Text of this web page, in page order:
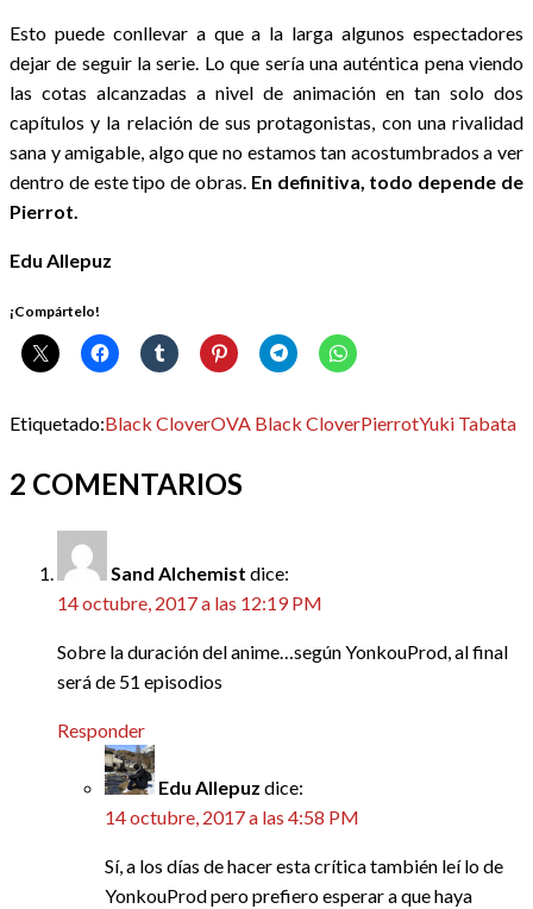
Esto puede conllevar a que a la larga algunos espectadores
dejar de seguir la serie. Lo que sería una auténtica pena viendo
las cotas alcanzadas a nivel de animación en tan solo dos
capítulos y la relación de sus protagonistas, con una rivalidad
sana y amigable, algo que no estamos tan acostumbrados a ver
dentro de este tipo de obras. En definitiva, todo depende de
Pierrot.
Edu Allepuz
¡Compártelo!
Etiquetado:Black CloverOVA Black CloverPierrotYuki Tabata
2 COMENTARIOS
Sand Alchemist dice:
14 octubre, 2017 a las 12:19 PM
Sobre la duración del anime…según YonkouProd, al final
será de 51 episodios
Responder
Edu Allepuz dice:
14 octubre, 2017 a las 4:58 PM
Sí, a los días de hacer esta crítica también leí lo de
YonkouProd pero prefiero esperar a que haya